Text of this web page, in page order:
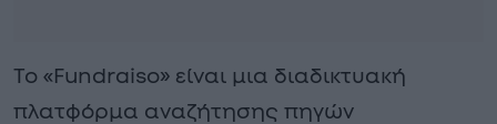
Το «Fundraiso» είναι μια διαδικτυακή
πλατφόρμα αναζήτησης πηγών